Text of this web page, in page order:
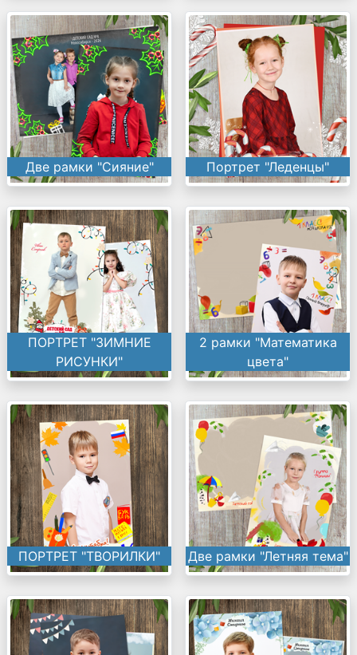
Две рамки "Сияние" Портрет "Леденцы"
ПОРТРЕТ "ЗИМНИЕ
РИСУНКИ"
2 рамки "Математика
цвета"
ПОРТРЕТ "ТВОРИЛКИ" Две рамки "Летняя тема"